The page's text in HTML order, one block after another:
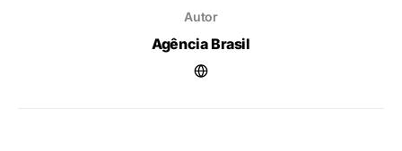
Autor
Agência Brasil